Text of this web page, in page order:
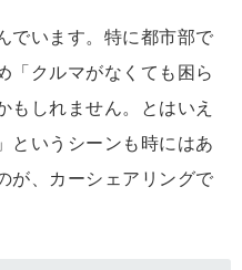
でいます。特に都市部で
「クルマがなくても困ら
もしれません。とはいえ
というシーンも時にはあ
が、カーシェアリングで